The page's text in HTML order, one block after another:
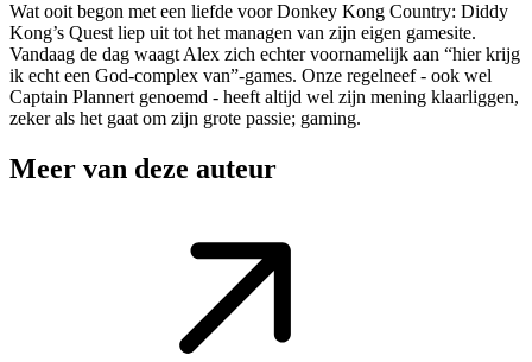
Wat ooit begon met een liefde voor Donkey Kong Country: Diddy
Kong’s Quest liep uit tot het managen van zijn eigen gamesite.
Vandaag de dag waagt Alex zich echter voornamelijk aan “hier krijg
ik echt een God-complex van”-games. Onze regelneef - ook wel
Captain Plannert genoemd - heeft altijd wel zijn mening klaarliggen,
zeker als het gaat om zijn grote passie; gaming.
Meer van deze auteur